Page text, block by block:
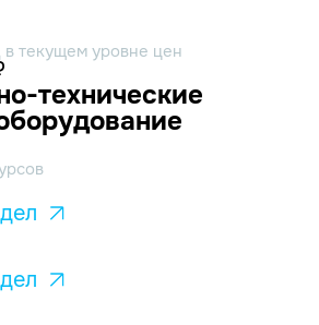
текущем уровне цен
технические